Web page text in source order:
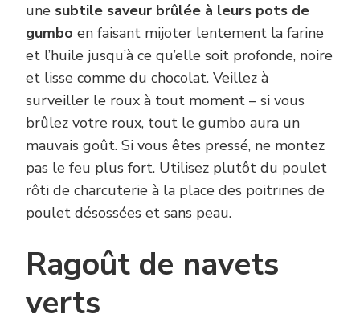
une subtile saveur brûlée à leurs pots de
gumbo en faisant mijoter lentement la farine
et l’huile jusqu’à ce qu’elle soit profonde, noire
et lisse comme du chocolat. Veillez à
surveiller le roux à tout moment – si vous
brûlez votre roux, tout le gumbo aura un
mauvais goût. Si vous êtes pressé, ne montez
pas le feu plus fort. Utilisez plutôt du poulet
rôti de charcuterie à la place des poitrines de
poulet désossées et sans peau.
Ragoût de navets
verts